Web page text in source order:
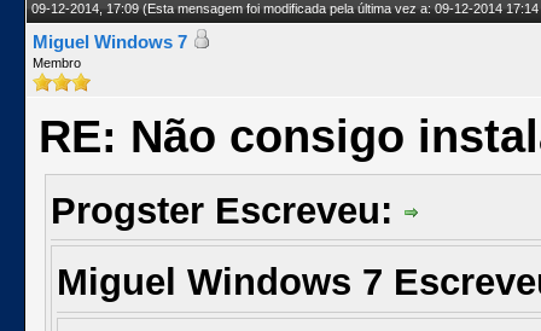
09-12-2014, 17:09(Esta mensagem foi modificada pela última vez a: 09-12-2014
Miguel Windows 7
Membro
RE: Não consigo
Progster Escreveu:
Miguel Windows 7